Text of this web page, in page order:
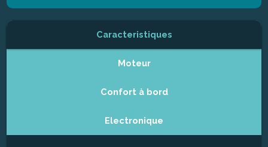
Caracteristiques
Moteur
Confort à bord
Electronique